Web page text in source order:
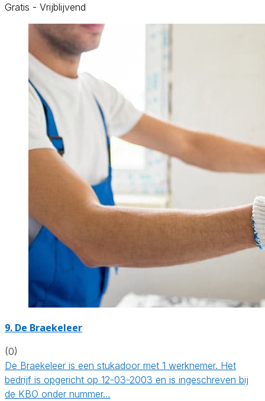
Gratis - Vrijblijvend
9. De Braekeleer
(0)
De Braekeleer is een stukadoor met 1 werknemer. Het
bedrijf is opgericht op 12-03-2003 en is ingeschreven bij
de KBO onder nummer…